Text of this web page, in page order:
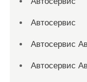
Автосервис
Автосервис
Автосервис